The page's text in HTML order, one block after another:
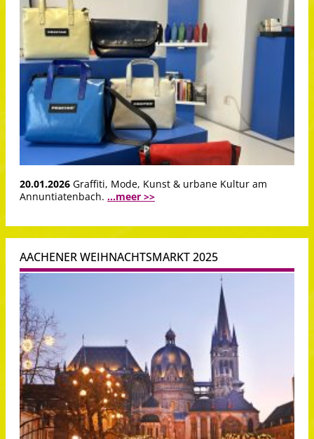
20.01.2026 Graffiti, Mode, Kunst & urbane Kultur am
Annuntiatenbach. ...meer >>
AACHENER WEIHNACHTSMARKT 2025